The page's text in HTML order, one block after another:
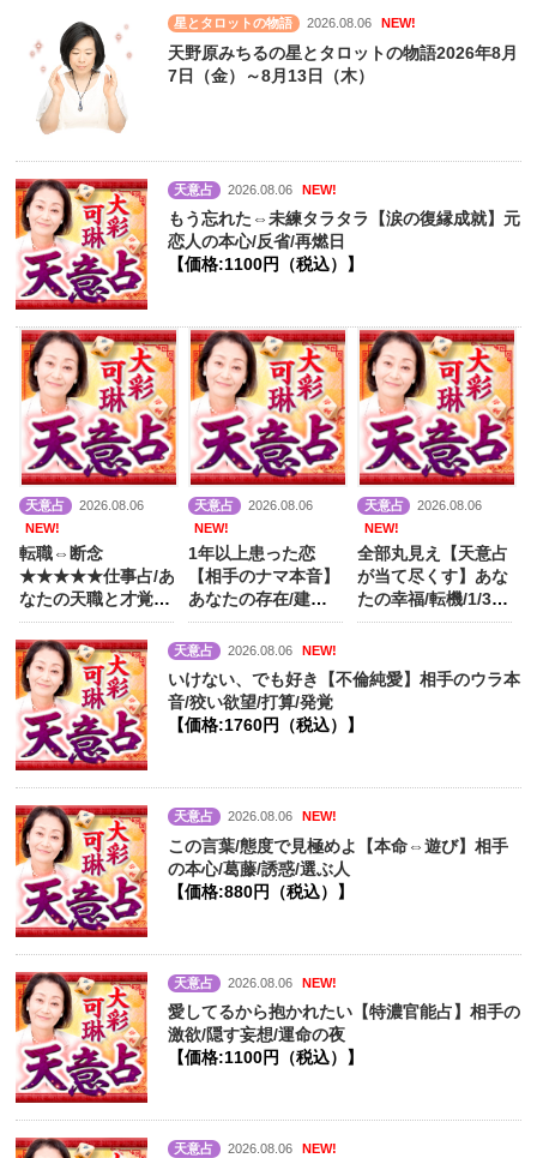
星とタロットの物語 2026.08.06 NEW!
天野原みちるの星とタロットの物語2026年8月
7日（金）～8月13日（木）
天意占 2026.08.06 NEW!
もう忘れた⇔未練タラタラ【涙の復縁成就】元
恋人の本心/反省/再燃日
【価格:1100円（税込）】
天意占
2026.08.06
NEW!
転職⇔断念
★★★★★仕事占/あ
なたの天職と才覚/
成功/味方/生涯資産
【価格:1320円（税
込）】
天意占
2026.08.06
NEW!
1年以上患った恋
【相手のナマ本音】
あなたの存在/建前/
心に決めた人【価
格:990円（税込）】
天意占
2026.08.06
NEW!
全部丸見え【天意占
が当て尽くす】あな
たの幸福/転機/1/3/5
年後/晩年【価
込）】
天意占 2026.08.06 NEW!
いけない、でも好き【不倫純愛】相手のウラ本
音/狡い欲望/打算/発覚
【価格:1760円（税込）】
天意占 2026.08.06 NEW!
この言葉/態度で見極めよ【本命⇔遊び】相手
の本心/葛藤/誘惑/選ぶ人
【価格:880円（税込）】
天意占 2026.08.06 NEW!
愛してるから抱かれたい【特濃官能占】相手の
激欲/隠す妄想/運命の夜
【価格:1100円（税込）】
天意占 2026.08.06 NEW!